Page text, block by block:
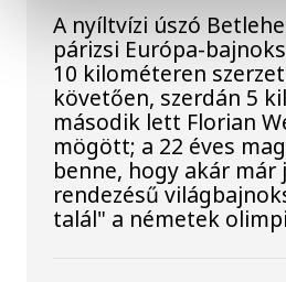
A nyíltvízi úszó
párizsi Európa-
10 kilométeren
követően, szerdán 5
második lett Florian
mögött; a 22 éves
benne, hogy akár már
rendezésű
talál" a németek